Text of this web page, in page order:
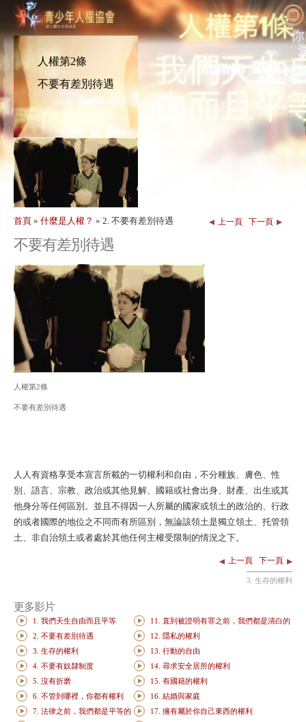
關於我們
什麼是青少年人權協會（YHR）？
我們的目的
諮詢委員會
YHRI合作夥伴
表揚與肯定
背書
什麼是人權
人權定義
教育人士
教育人士應用成果
人權課程
教育人士計畫案
計畫執行
採取行動
請願
會員與捐款
團體
競賽
為人權發聲
人權活動
人權機構
人權侵害
新消息
訂購
聯絡
人權第2條
不要有差別待遇
首頁 » 什麼是人權？ » 2. 不要有差別待遇 上一頁 下一頁
不要有差別待遇
人權第2條
不要有差別待遇
人人有資格享受本宣言所載的一切權利和自由，不分種族、膚色、性
別、語言、宗教、政治或其他見解、國籍或社會出身、財產、出生或其
他身分等任何區別。並且不得因一人所屬的國家或領土的政治的、行政
的或者國際的地位之不同而有所區別，無論該領土是獨立領土、托管領
土、非自治領土或者處於其他任何主權受限制的情況之下。
上一頁 下一頁
3. 生存的權利
更多影片
1. 我們天生自由而且平等
2. 不要有差別待遇
3. 生存的權利
4. 不要有奴隸制度
5. 沒有折磨
6. 不管到哪裡，你都有權利
7. 法律之前，我們都是平等的
11. 直到被證明有罪之前，我們都是清白的
12. 隱私的權利
13. 行動的自由
14. 尋求安全居所的權利
15. 有國籍的權利
16. 結婚與家庭
17. 擁有屬於你自己東西的權利